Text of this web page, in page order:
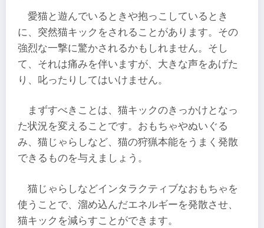
愛猫と遊んでいるときや抱っこしているとき
に、突然猫キックをされることがあります。その
強烈な一撃に驚かされるかもしれません。そし
て、それは痛みを伴いますが、大きな声をあげた
り、叱ったりしてはいけません。
まずすべきことは、猫キックのきっかけとなっ
た状況を変えることです。おもちゃやぬいぐる
み、猫じゃらしなど、猫の狩猟本能をうまく発散
できるものを与えましょう。
猫じゃらしなどインタラクティブなおもちゃを
使うことで、溜め込んだエネルギーを発散させ、
猫キックを減らすことができます。